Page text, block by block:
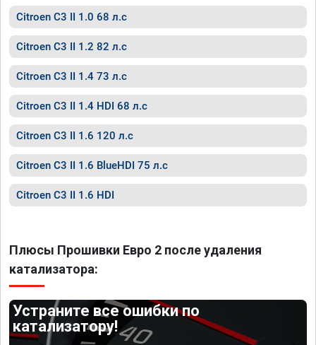
Citroen C3 II 1.0 68 л.с
Citroen C3 II 1.2 82 л.с
Citroen C3 II 1.4 73 л.с
Citroen C3 II 1.4 HDI 68 л.с
Citroen C3 II 1.6 120 л.с
Citroen C3 II 1.6 BlueHDI 75 л.с
Citroen C3 II 1.6 HDI
Плюсы Прошивки Евро 2 после удаления
катализатора:
Устраните все ошибки по
катализатору!